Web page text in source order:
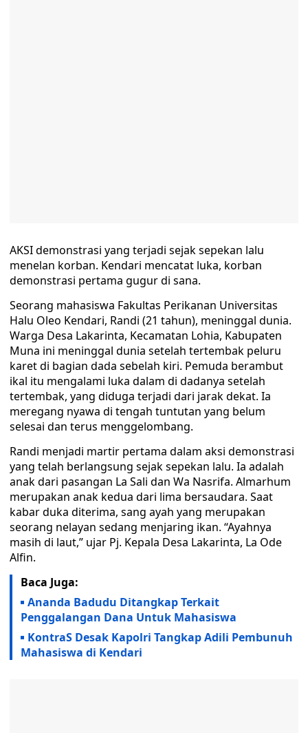
AKSI demonstrasi yang terjadi sejak sepekan lalu
menelan korban. Kendari mencatat luka, korban
demonstrasi pertama gugur di sana.
Seorang mahasiswa Fakultas Perikanan Universitas
Halu Oleo Kendari, Randi (21 tahun), meninggal dunia.
Warga Desa Lakarinta, Kecamatan Lohia, Kabupaten
Muna ini meninggal dunia setelah tertembak peluru
karet di bagian dada sebelah kiri. Pemuda berambut
ikal itu mengalami luka dalam di dadanya setelah
tertembak, yang diduga terjadi dari jarak dekat. Ia
meregang nyawa di tengah tuntutan yang belum
selesai dan terus menggelombang.
Randi menjadi martir pertama dalam aksi demonstrasi
yang telah berlangsung sejak sepekan lalu. Ia adalah
anak dari pasangan La Sali dan Wa Nasrifa. Almarhum
merupakan anak kedua dari lima bersaudara. Saat
kabar duka diterima, sang ayah yang merupakan
seorang nelayan sedang menjaring ikan. “Ayahnya
masih di laut,” ujar Pj. Kepala Desa Lakarinta, La Ode
Alfin.
Baca Juga:
Ananda Badudu Ditangkap Terkait
Penggalangan Dana Untuk Mahasiswa
KontraS Desak Kapolri Tangkap Adili Pembunuh
Mahasiswa di Kendari